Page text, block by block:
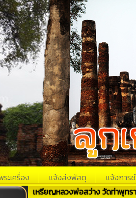
ะเครื่อง แจ้งส่งพัสดุ แจ้งการช
เหรียญหลวงพ่อสว่าง วัดท่าพุทร